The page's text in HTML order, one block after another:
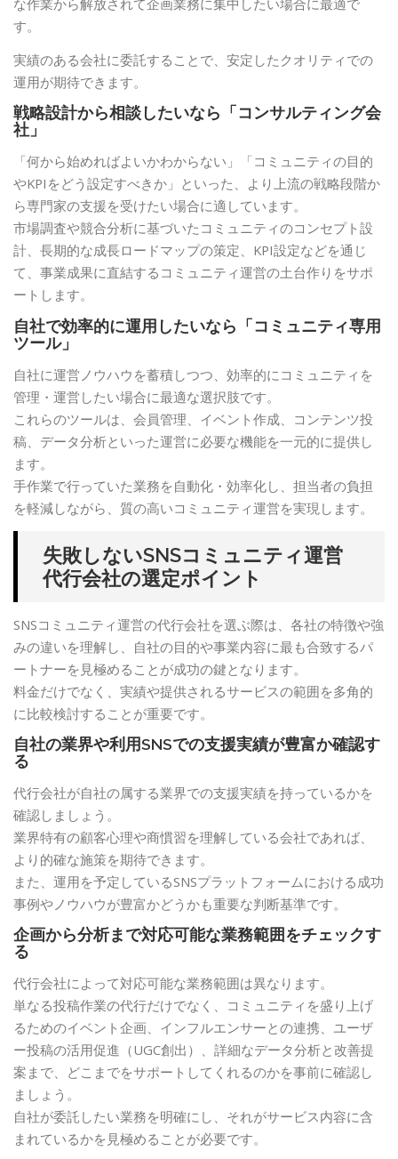
な作業から解放されて企画業務に集中したい場合に最適で
す。
実績のある会社に委託することで、安定したクオリティでの
運用が期待できます。
戦略設計から相談したいなら「コンサルティング会
社」
「何から始めればよいかわからない」「コミュニティの目的
やKPIをどう設定すべきか」といった、より上流の戦略段階か
ら専門家の支援を受けたい場合に適しています。
市場調査や競合分析に基づいたコミュニティのコンセプト設
計、長期的な成長ロードマップの策定、KPI設定などを通じ
て、事業成果に直結するコミュニティ運営の土台作りをサポ
ートします。
自社で効率的に運用したいなら「コミュニティ専用
ツール」
自社に運営ノウハウを蓄積しつつ、効率的にコミュニティを
管理・運営したい場合に最適な選択肢です。
これらのツールは、会員管理、イベント作成、コンテンツ投
稿、データ分析といった運営に必要な機能を一元的に提供し
ます。
手作業で行っていた業務を自動化・効率化し、担当者の負担
を軽減しながら、質の高いコミュニティ運営を実現します。
失敗しないSNSコミュニティ運営
代行会社の選定ポイント
SNSコミュニティ運営の代行会社を選ぶ際は、各社の特徴や強
みの違いを理解し、自社の目的や事業内容に最も合致するパ
ートナーを見極めることが成功の鍵となります。
料金だけでなく、実績や提供されるサービスの範囲を多角的
に比較検討することが重要です。
自社の業界や利用SNSでの支援実績が豊富か確認す
る
代行会社が自社の属する業界での支援実績を持っているかを
確認しましょう。
業界特有の顧客心理や商慣習を理解している会社であれば、
より的確な施策を期待できます。
また、運用を予定しているSNSプラットフォームにおける成功
事例やノウハウが豊富かどうかも重要な判断基準です。
企画から分析まで対応可能な業務範囲をチェックす
る
代行会社によって対応可能な業務範囲は異なります。
単なる投稿作業の代行だけでなく、コミュニティを盛り上げ
るためのイベント企画、インフルエンサーとの連携、ユーザ
ー投稿の活用促進（UGC創出）、詳細なデータ分析と改善提
案まで、どこまでをサポートしてくれるのかを事前に確認し
ましょう。
自社が委託したい業務を明確にし、それがサービス内容に含
まれているかを見極めることが必要です。